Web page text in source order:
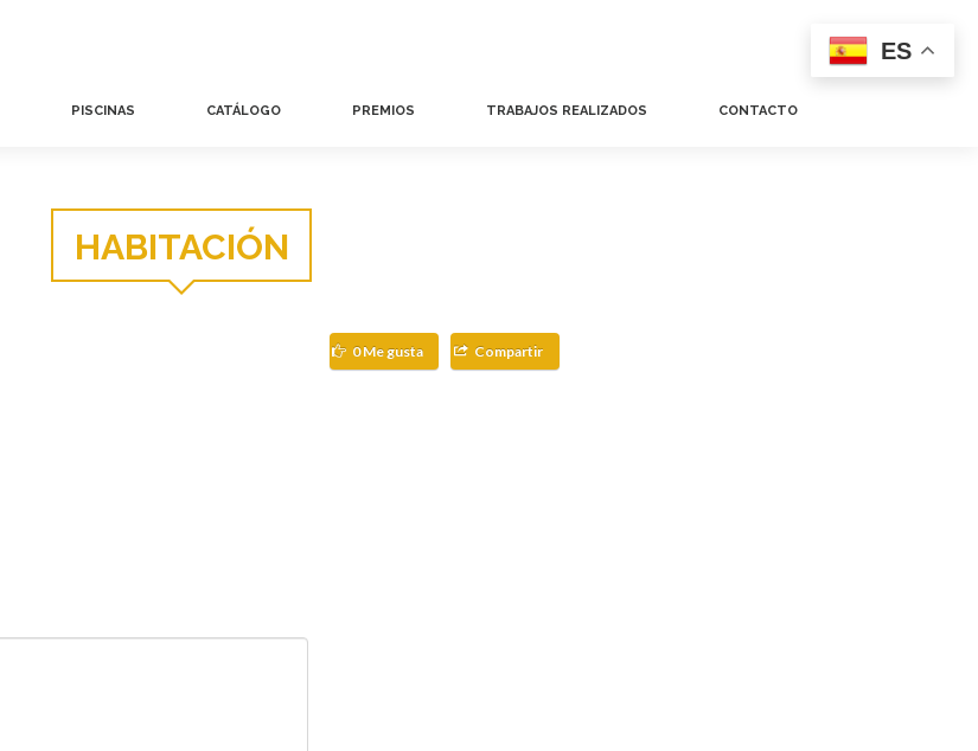
PISCINAS CATÁLOGO PREMIOS TRABAJOS REALIZADOS CONTACTO
HABITACIÓN
0 Me gusta Compartir
ES